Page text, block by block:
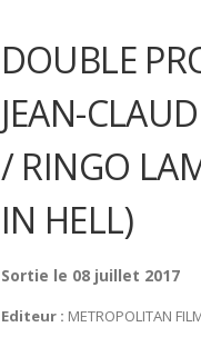
DOUBLE
JEAN-
/ RINGO
IN HELL)
Sortie le 08 juillet 2017
Editeur : METROPOLITAN